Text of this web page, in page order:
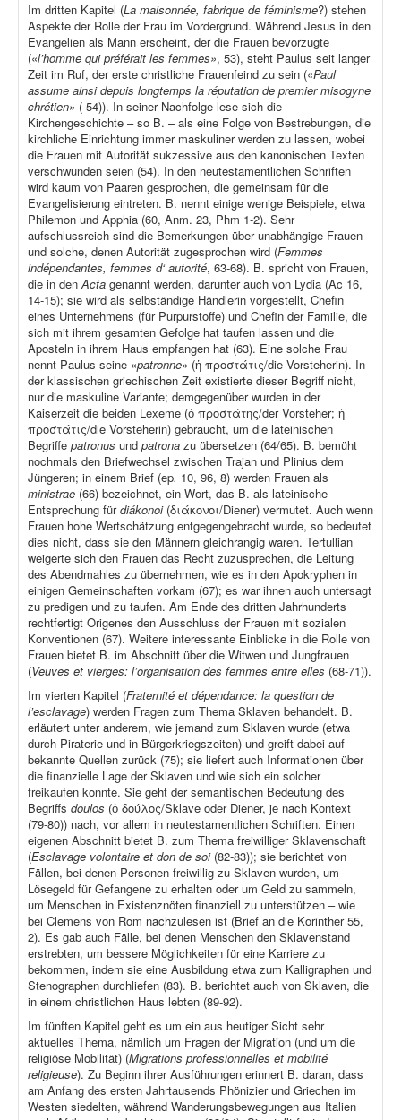
Im dritten Kapitel (La maisonnée, fabrique de féminisme?) stehen
Aspekte der Rolle der Frau im Vordergrund. Während Jesus in den
Evangelien als Mann erscheint, der die Frauen bevorzugte
(«l’homme qui préférait les femmes», 53), steht Paulus seit langer
Zeit im Ruf, der erste christliche Frauenfeind zu sein («Paul
assume ainsi depuis longtemps la réputation de premier misogyne
chrétien» ( 54)). In seiner Nachfolge lese sich die
Kirchengeschichte – so B. – als eine Folge von Bestrebungen, die
kirchliche Einrichtung immer maskuliner werden zu lassen, wobei
die Frauen mit Autorität sukzessive aus den kanonischen Texten
verschwunden seien (54). In den neutestamentlichen Schriften
wird kaum von Paaren gesprochen, die gemeinsam für die
Evangelisierung eintreten. B. nennt einige wenige Beispiele, etwa
Philemon und Apphia (60, Anm. 23, Phm 1-2). Sehr
aufschlussreich sind die Bemerkungen über unabhängige Frauen
und solche, denen Autorität zugesprochen wird (Femmes
indépendantes, femmes d‘ autorité, 63-68). B. spricht von Frauen,
die in denActa genannt werden, darunter auch von Lydia (Ac 16,
14-15); sie wird als selbständige Händlerin vorgestellt, Chefin
eines Unternehmens (für Purpurstoffe) und Chefin der Familie, die
sich mit ihrem gesamten Gefolge hat taufen lassen und die
Aposteln in ihrem Haus empfangen hat (63). Eine solche Frau
nennt Paulus seine «patronne» (ἡ προστάτις/die Vorsteherin). In
der klassischen griechischen Zeit existierte dieser Begriff nicht,
nur die maskuline Variante; demgegenüber wurden in der
Kaiserzeit die beiden Lexeme (ὁ προστάτης/der Vorsteher; ἡ
προστάτις/die Vorsteherin) gebraucht, um die lateinischen
Begriffe patronus und patrona zu übersetzen (64/65). B. bemüht
nochmals den Briefwechsel zwischen Trajan und Plinius dem
Jüngeren; in einem Brief (ep. 10, 96, 8) werden Frauen als
ministrae (66) bezeichnet, ein Wort, das B. als lateinische
Entsprechung fürdiákonoi (διάκονοι/Diener) vermutet. Auch wenn
Frauen hohe Wertschätzung entgegengebracht wurde, so bedeutet
dies nicht, dass sie den Männern gleichrangig waren. Tertullian
weigerte sich den Frauen das Recht zuzusprechen, die Leitung
des Abendmahles zu übernehmen, wie es in den Apokryphen in
einigen Gemeinschaften vorkam (67); es war ihnen auch untersagt
zu predigen und zu taufen. Am Ende des dritten Jahrhunderts
rechtfertigt Origenes den Ausschluss der Frauen mit sozialen
Konventionen (67). Weitere interessante Einblicke in die Rolle von
Frauen bietet B. im Abschnitt über die Witwen und Jungfrauen
(Veuves et vierges: l’organisation des femmes entre elles (68-71)).
Im vierten Kapitel (Fraternité et dépendance: la question de
l’esclavage) werden Fragen zum Thema Sklaven behandelt. B.
erläutert unter anderem, wie jemand zum Sklaven wurde (etwa
durch Piraterie und in Bürgerkriegszeiten) und greift dabei auf
bekannte Quellen zurück (75); sie liefert auch Informationen über
die finanzielle Lage der Sklaven und wie sich ein solcher
freikaufen konnte. Sie geht der semantischen Bedeutung des
Begriffs doulos (ὁ δούλος/Sklave oder Diener, je nach Kontext
(79-80)) nach, vor allem in neutestamentlichen Schriften. Einen
eigenen Abschnitt bietet B. zum Thema freiwilliger Sklavenschaft
(Esclavage volontaire et don de soi(82-83)); sie berichtet von
Fällen, bei denen Personen freiwillig zu Sklaven wurden, um
Lösegeld für Gefangene zu erhalten oder um Geld zu sammeln,
um Menschen in Existenznöten finanziell zu unterstützen – wie
bei Clemens von Rom nachzulesen ist (Brief an die Korinther 55,
2). Es gab auch Fälle, bei denen Menschen den Sklavenstand
erstrebten, um bessere Möglichkeiten für eine Karriere zu
bekommen, indem sie eine Ausbildung etwa zum Kalligraphen und
Stenographen durchliefen (83). B. berichtet auch von Sklaven, die
in einem christlichen Haus lebten (89-92).
Im fünften Kapitel geht es um ein aus heutiger Sicht sehr
aktuelles Thema, nämlich um Fragen der Migration (und um die
religiöse Mobilität) (Migrations professionnelles et mobilité
religieuse). Zu Beginn ihrer Ausführungen erinnert B. daran, dass
am Anfang des ersten Jahrtausends Phönizier und Griechen im
Westen siedelten, während Wanderungsbewegungen aus Italien